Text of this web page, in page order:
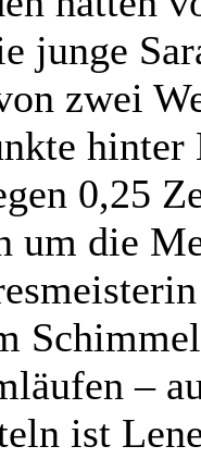
junge
zwei
0,25
um die
–
ist